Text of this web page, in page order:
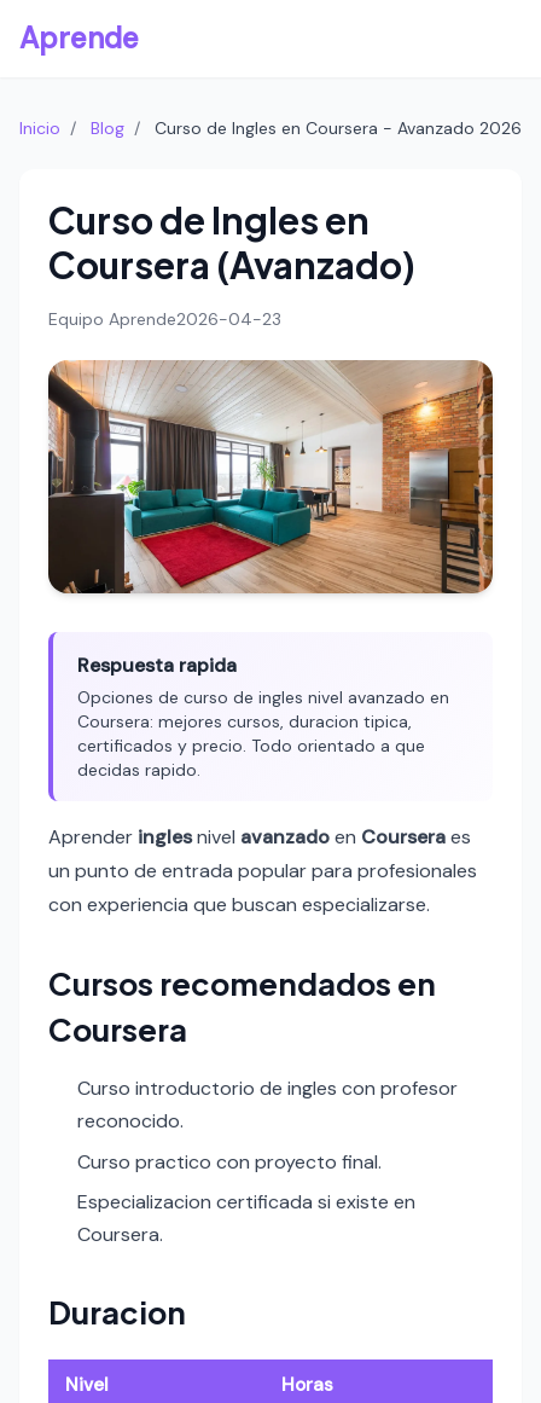
Aprende
Inicio / Blog / Curso de Ingles en Coursera - Avanzado 2026
Curso de Ingles en
Coursera (Avanzado)
Equipo Aprende2026-04-23
Respuesta rapida
Opciones de curso de ingles nivel avanzado en
Coursera: mejores cursos, duracion tipica,
certificados y precio. Todo orientado a que
decidas rapido.
Aprender inglesnivel avanzadoen Courseraes
un punto de entrada popular para profesionales
con experiencia que buscan especializarse.
Cursos recomendados en
Coursera
Curso introductorio de ingles con profesor
reconocido.
Curso practico con proyecto final.
Especializacion certificada si existe en
Coursera.
Duracion
Nivel Horas